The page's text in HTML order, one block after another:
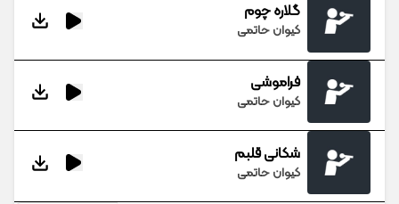
گلاره چوم
کیوان حاتمی
فراموشی
کیوان حاتمی
شکانی قلبم
کیوان حاتمی